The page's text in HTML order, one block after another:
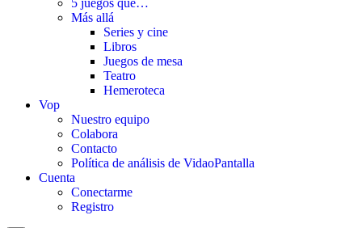
5 juegos que…
Más allá
Series y cine
Libros
Juegos de mesa
Teatro
Hemeroteca
Vop
Nuestro equipo
Colabora
Contacto
Política de análisis de VidaoPantalla
Cuenta
Conectarme
Registro